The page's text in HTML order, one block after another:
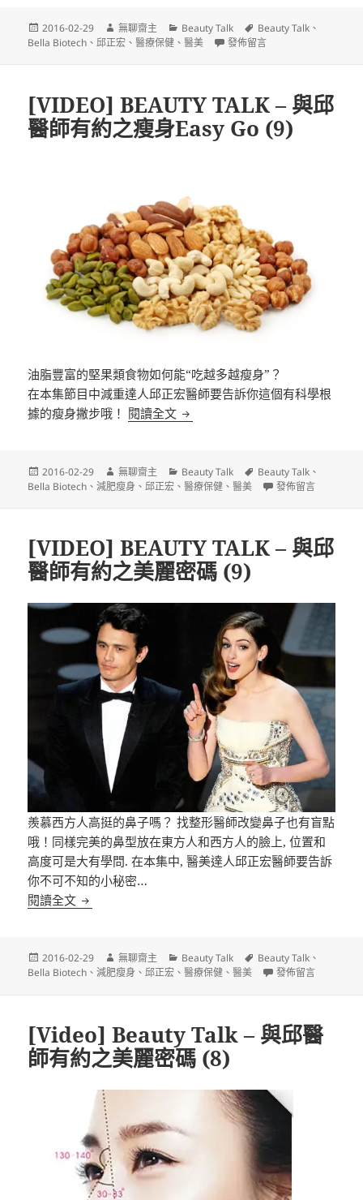
發
佈
2016-02-29
作
者
無聊齋主
分
類
Beauty Talk
標
籤
Beauty Talk 、
Bella Biotech 、邱正宏 、醫療保健 、醫美 在〈[VIDEO] BEAUTY TALK –
發佈留言
[VIDEO] BEAUTY TALK – 與邱
醫師有約之瘦身Easy Go (9)
油脂豐富的堅果類食物如何能“吃越多越瘦身”？
在本集節目中減重達人邱正宏醫師要告訴你這個有科學根
據的瘦身撇步哦！ 閱讀全文 [VIDEO] BEAUTY TALK – 與邱
發
佈
2016-02-29
作
者
無聊齋主
分
類
Beauty Talk
標
籤
Beauty Talk 、
Bella Biotech 、減肥瘦身 、邱正宏 、醫療保健 、醫美 在〈[VIDEO]
發佈留言
[VIDEO] BEAUTY TALK – 與邱
醫師有約之美麗密碼 (9)
羨慕西方人高挺的鼻子嗎？ 找整形醫師改變鼻子也有盲點
哦！同樣完美的鼻型放在東方人和西方人的臉上, 位置和
高度可是大有學問. 在本集中, 醫美達人邱正宏醫師要告訴
你不可不知的小秘密…
閱讀全文 [VIDEO] BEAUTY TALK – 與邱醫師有約之美麗密碼
發
佈
2016-02-29
作
者
無聊齋主
分
類
Beauty Talk
標
籤
Beauty Talk 、
Bella Biotech 、減肥瘦身 、邱正宏 、醫療保健 、醫美 在〈[VIDEO]
發佈留言
[Video] Beauty Talk – 與邱醫
師有約之美麗密碼 (8)